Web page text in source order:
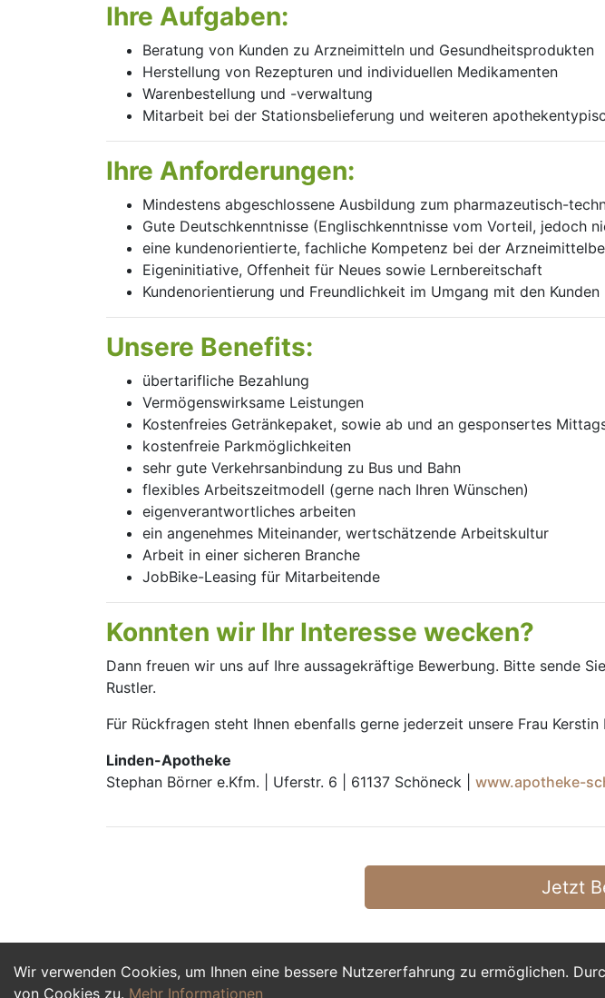
Wir verwenden Cookies, um Ihnen eine bessere Nutzererfahrung zu ermöglichen.
von Cookies zu. Mehr Informationen
Ihre Aufgaben:
Beratung von Kunden zu Arznei­mitteln und Gesundheitsprodukten
Herstellung von Rezepturen und individuellen Medikamenten
Warenbestellung und -verwaltung
Mitarbeit bei der Stationsbelieferung und weiteren
Ihre Anforderungen:
Mindestens abgeschlossene Ausbildung zum pharmazeutisch-
Gute Deutschkenntnisse (Englisch­kenntnisse vom Vorteil, jedoch
eine kundenorientierte, fachliche Kompetenz bei der
Eigeninitiative, Offenheit für Neues sowie Lernbereitschaft
Kundenorientierung und Freund­lich­keit im Umgang mit den Kunden
Unsere Benefits:
übertarifliche Bezahlung
Vermögenswirksame Leistungen
Kostenfreies Getränkepaket, sowie ab und an gesponsertes
kostenfreie Parkmöglichkeiten
sehr gute Verkehrsanbindung zu Bus und Bahn
flexibles Arbeitszeitmodell (gerne nach Ihren Wünschen)
eigenverantwortliches arbeiten
ein angenehmes Miteinander, wertschätzende Arbeitskultur
Arbeit in einer sicheren Branche
JobBike-Leasing für Mitarbeitende
Konnten wir Ihr Interesse wecken?
Dann freuen wir uns auf Ihre aussagekräftige Bewerbung. Bitte sende
Rustler.
Für Rückfragen steht Ihnen ebenfalls gerne jederzeit unsere Frau
Linden-Apotheke
Stephan Börner e.Kfm. | Uferstr. 6 | 61137 Schöneck | www.apotheke-
Jetzt